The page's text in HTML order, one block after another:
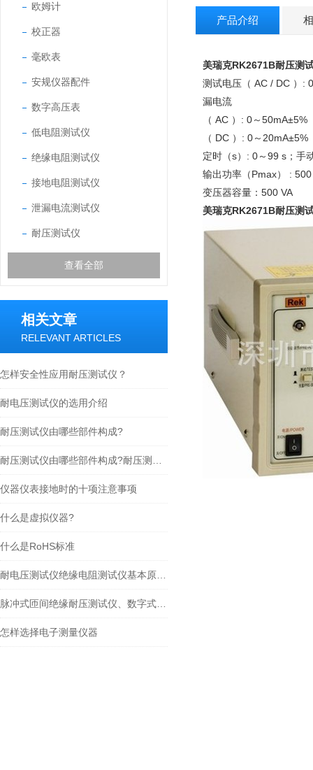
欧姆计
校正器
毫欧表
安规仪器配件
数字高压表
低电阻测试仪
绝缘电阻测试仪
接地电阻测试仪
泄漏电流测试仪
耐压测试仪
查看全部
相关文章
RELEVANT ARTICLES
怎样安全性应用耐压测试仪？
耐电压测试仪的选用介绍
耐压测试仪由哪些部件构成?
仪器仪表接地时的十项注意事项
什么是虚拟仪器?
什么是RoHS标准
怎样选择电子测量仪器
产品介绍
美瑞克RK2671B耐压测
测试电压（ AC / DC ）:
漏电流
（ AC ）: 0～50mA±5%
（ DC ）: 0～20mA±5%
定时（s）: 0～99 s；手
输出功率（Pmax） : 500
变压器容量：500 VA
美瑞克RK2671B耐压测